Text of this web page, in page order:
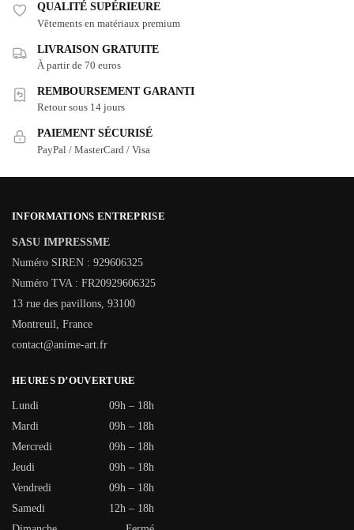
QUALITÉ SUPÉRIEURE
Vêtements en matériaux premium
LIVRAISON GRATUITE
À partir de 70 euros
REMBOURSEMENT GARANTI
Retour sous 14 jours
PAIEMENT SÉCURISÉ
PayPal / MasterCard / Visa
INFORMATIONS ENTREPRISE
SASU IMPRESSME
Numéro SIREN : 929606325
Numéro TVA : FR20929606325
13 rue des pavillons, 93100
Montreuil, France
contact@anime-art.fr
HEURES D’OUVERTURE
Lundi
09h – 18h
Mardi
09h – 18h
Mercredi
09h – 18h
Jeudi
09h – 18h
Vendredi
09h – 18h
Samedi
12h – 18h